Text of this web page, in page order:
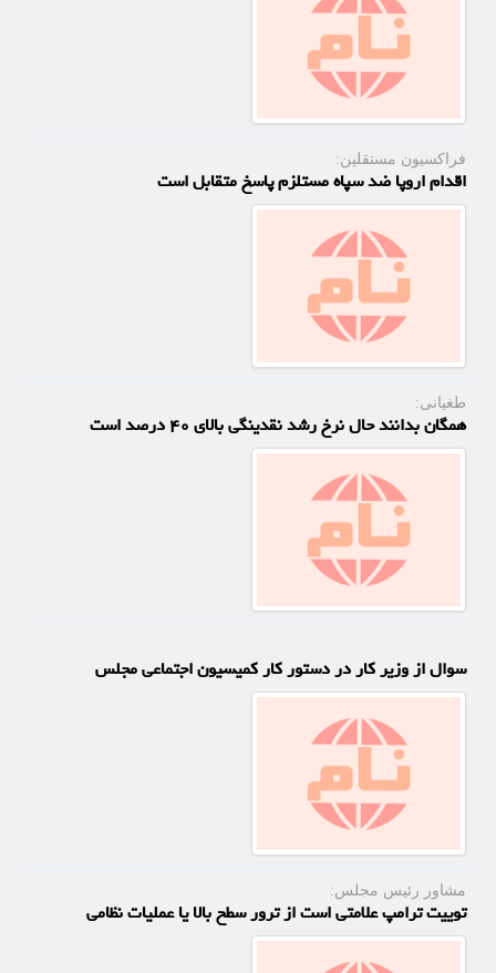
فراکسیون مستقلین:
اقدام اروپا ضد سپاه مستلزم پاسخ متقابل است
طغیانی:
همگان بدانند حال نرخ رشد نقدینگی بالای ۴۰ درصد است
سوال از وزیر کار در دستور کار کمیسیون اجتماعی مجلس
مشاور رئیس مجلس:
توییت ترامپ علامتی است از ترور سطح بالا یا عملیات نظامی